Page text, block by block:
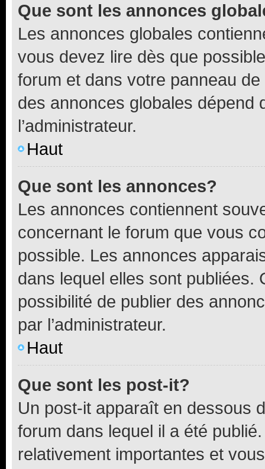
Que sont les annonces
Les annonces globales
vous devez lire dès que
forum et dans votre panneau
des annonces globales dépend
l’administrateur.
Haut
Que sont les annonces?
Les annonces contiennent
concernant le forum que vous
possible. Les annonces
dans lequel elles sont publiées.
possibilité de publier des
par l’administrateur.
Haut
Que sont les post-it?
Un post-it apparaît en dessous
forum dans lequel il a été
relativement importantes et